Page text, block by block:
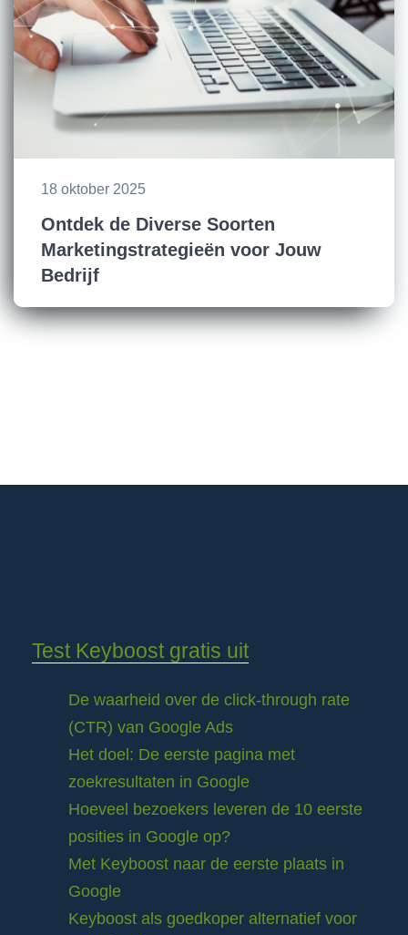
18 oktober 2025
Ontdek de Diverse Soorten
Marketingstrategieën voor Jouw
Bedrijf
Test Keyboost gratis uit
De waarheid over de click-through rate
(CTR) van Google Ads
Het doel: De eerste pagina met
zoekresultaten in Google
Hoeveel bezoekers leveren de 10 eerste
posities in Google op?
Met Keyboost naar de eerste plaats in
Google
Keyboost als goedkoper alternatief voor